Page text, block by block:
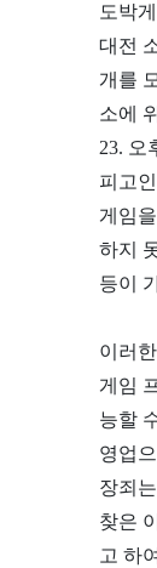
도박
대전
개를
소에
23. 오
피고
게임
하지
등이
이러
게임
능할
영업
장죄
찾은
고 하